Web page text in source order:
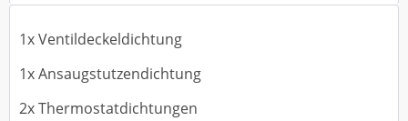
1x Ventildeckeldichtung
1x Ansaugstutzendichtung
2x Thermostatdichtungen